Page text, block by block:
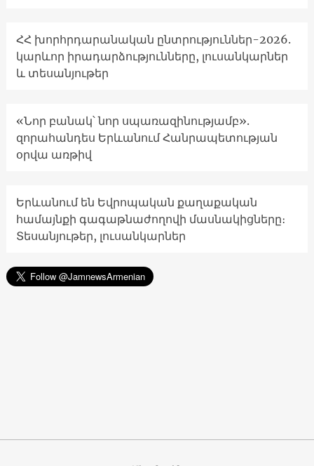
ՀՀ խորհրդարանական ընտրություններ-2026.
կարևոր իրադարձությունները, լուսանկարներ
և տեսանյութեր
«Նոր բանակ՝ նոր սպառազինությամբ».
զորահանդես Երևանում Հանրապետության
օրվա առթիվ
Երևանում են Եվրոպական քաղաքական
համայնքի գագաթնաժողովի մասնակիցները։
Տեսանյութեր, լուսանկարներ